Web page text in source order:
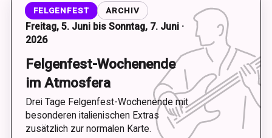
FELGENFEST ARCHIV
Freitag, 5. Juni bis Sonntag, 7. Juni ·
2026
Felgenfest-Wochenende
im Atmosfera
Drei Tage Felgenfest-Wochenende mit
besonderen italienischen Extras
zusätzlich zur normalen Karte.